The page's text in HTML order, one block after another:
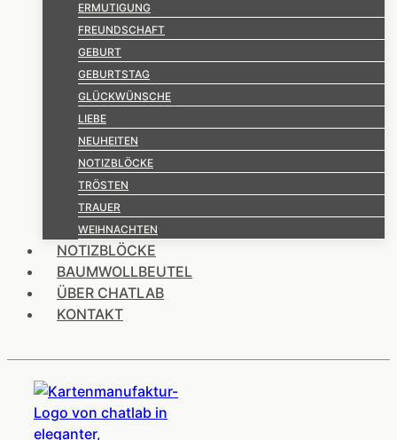
ERMUTIGUNG
FREUNDSCHAFT
GEBURT
GEBURTSTAG
GLÜCKWÜNSCHE
LIEBE
NEUHEITEN
NOTIZBLÖCKE
TRÖSTEN
TRAUER
WEIHNACHTEN
NOTIZBLÖCKE
BAUMWOLLBEUTEL
ÜBER CHATLAB
KONTAKT